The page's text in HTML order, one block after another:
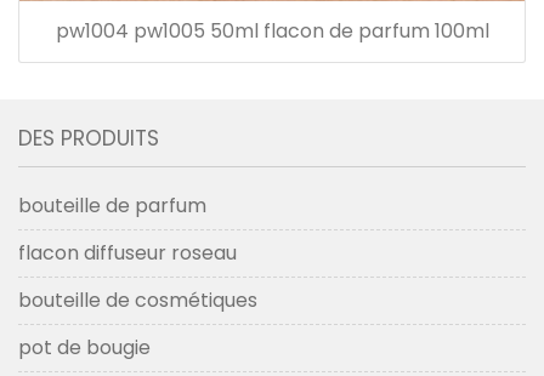
pw1004 pw1005 50ml flacon de parfum 100ml
DES PRODUITS
bouteille de parfum
flacon diffuseur roseau
bouteille de cosmétiques
pot de bougie